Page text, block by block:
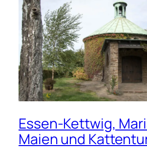
Essen-Kettwig,
Maien und